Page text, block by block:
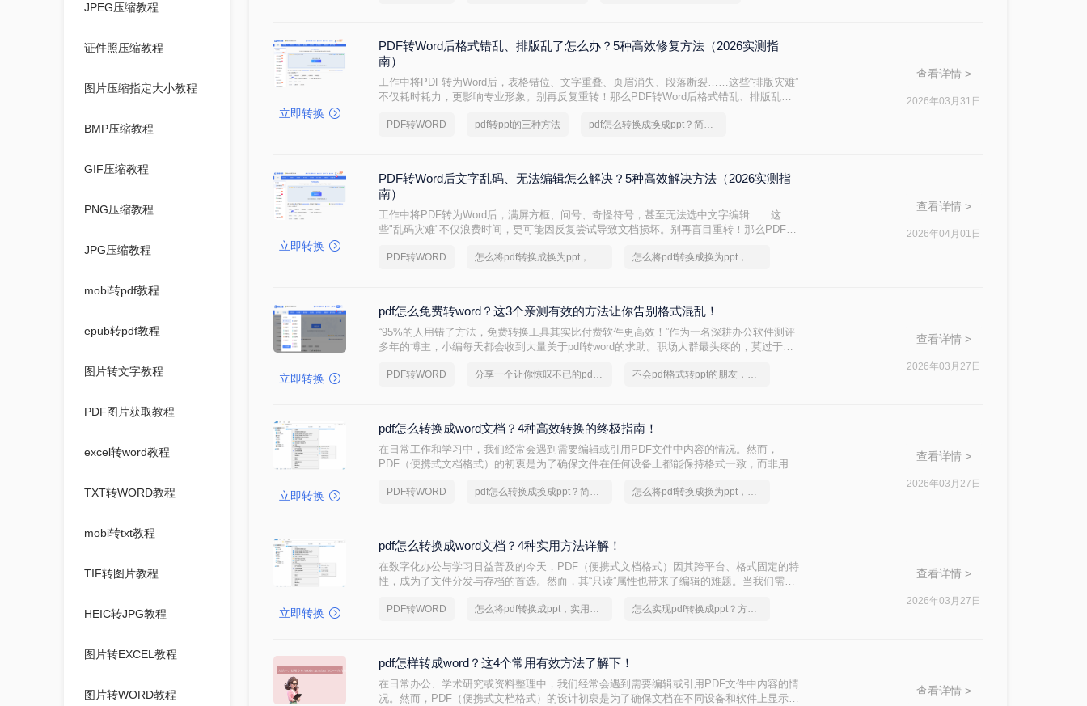
JPEG压缩教程
证件照压缩教程
图片压缩指定大小教程
BMP压缩教程
GIF压缩教程
PNG压缩教程
JPG压缩教程
mobi转pdf教程
epub转pdf教程
图片转文字教程
PDF图片获取教程
excel转word教程
TXT转WORD教程
mobi转txt教程
TIF转图片教程
HEIC转JPG教程
图片转EXCEL教程
图片转WORD教程
立即转换
PDF转Word后格式错乱、排版乱了怎么办？5种高效修复方法（2026实测指
南）
工作中将PDF转为Word后，表格错位、文字重叠、页眉消失、段落断裂……这些“排版灾难”
不仅耗时耗力，更影响专业形象。别再反复重转！那么PDF转Word后格式错乱、排版乱了
PDF转WORD pdf转ppt的三种方法 pdf怎么转换成换成ppt？简单高效的恢复方法
查看详情 >
2026年03月31日
立即转换
PDF转Word后文字乱码、无法编辑怎么解决？5种高效解决方法（2026实测指
南）
工作中将PDF转为Word后，满屏方框、问号、奇怪符号，甚至无法选中文字编辑……这
些"乱码灾难"不仅浪费时间，更可能因反复尝试导致文档损坏。别再盲目重转！那么PDF转
您10分钟内恢复可编辑文档！
PDF转WORD 怎么将pdf转换成换为ppt，终于找到解决方法了 怎么将pdf转换成换为ppt，这个解决方法不容错过
查看详情 >
2026年04月01日
立即转换
pdf怎么免费转word？这3个亲测有效的方法让你告别格式混乱！
“95%的人用错了方法，免费转换工具其实比付费软件更高效！”作为一名深耕办公软件测评
多年的博主，小编每天都会收到大量关于pdf转word的求助。职场人群最头疼的，莫过于转
PDF转WORD 分享一个让你惊叹不已的pdf格式转ppt方法 不会pdf格式转ppt的朋友，请看完这篇文章
查看详情 >
2026年03月27日
立即转换
pdf怎么转换成word文档？4种高效转换的终极指南！
在日常工作和学习中，我们经常会遇到需要编辑或引用PDF文件中内容的情况。然而，
PDF（便携式文档格式）的初衷是为了确保文件在任何设备上都能保持格式一致，而非用于
项高频且关键的需求。面对网络上琳琅满目的转换工具，如何选择一款高效、安全、精准的
PDF转WORD pdf怎么转换成换成ppt？简单高效的恢复方法 怎么将pdf转换成换为ppt，分享一种简单的方法
查看详情 >
2026年03月27日
立即转换
pdf怎么转换成word文档？4种实用方法详解！
在数字化办公与学习日益普及的今天，PDF（便携式文档格式）因其跨平台、格式固定的特
性，成为了文件分发与存档的首选。然而，其“只读”属性也带来了编辑的难题。当我们需要
文档就成为了一项高频且关键的需求。市场上的转换工具琳琅满目，但效果参差不齐。
PDF转WORD 怎么将pdf转换成ppt，实用方法不要错过 怎么实现pdf转换成ppt？方法详解
查看详情 >
2026年03月27日
pdf怎样转成word？这4个常用有效方法了解下！
在日常办公、学术研究或资料整理中，我们经常会遇到需要编辑或引用PDF文件中内容的情
况。然而，PDF（便携式文档格式）的设计初衷是为了确保文档在不同设备和软件上显示一
查看详情 >